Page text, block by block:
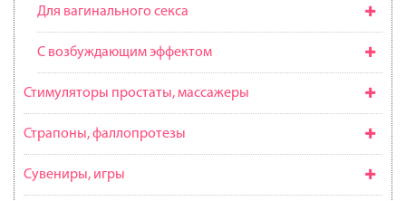
Для вагинального секса
С возбуждающим эффектом
Стимуляторы простаты, массажеры
Страпоны, фаллопротезы
Сувениры, игры